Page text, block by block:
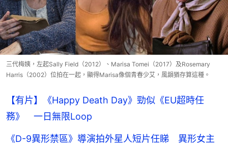
三代梅姨，左起Sally Field（2012）、Marisa Tomei（2017）及Rosemary
Harris（2002）位拍在一起，顯得Marisa像個青春少艾，風韻猶存算這種。
【有片】《Happy Death Day》勁似《EU超時任
務》 一日無限Loop
《D-9異形禁區》導演拍外星人短片任睇 異形女主